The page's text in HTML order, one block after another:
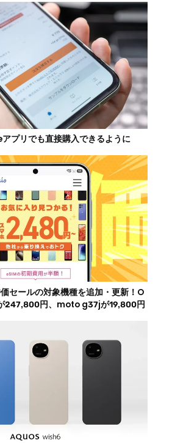
プリでも直接購入できるように
セールの対象機種を追加・更新！O
247,800円、moto g37jが19,800円